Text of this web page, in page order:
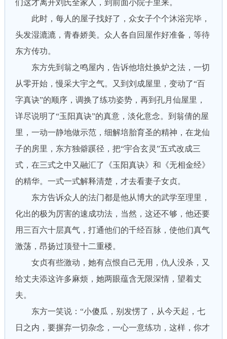
们这才离开刘氏全家人，到前面小院子里来。
此时，每人的屋子找好了，众女子个个沐浴完毕，
头发湿漉漉，青春娇美。众人各自回屋作好准备，等待
东方传功。
东方先到翁之鸣屋内，告诉他培灶换炉之法，一切
从零开始，慢采大宇之气。又到刘成屋里，变动了“百
字真诀”的顺序，调换了练功姿势，再到孔月仙屋里，
详尽说明了“玉阳真诀”的真意，淡化意念。到翁倩的屋
里，一动一静地做示范，细解培胎育圣的精神，在龙仙
子的房里，东方独僻蹊径，把“宇合玄灵”五式改成三
式，在三式之中又融汇了《玉阳真诀》和《无相金经》
的精华。一式一式解释清楚，才去看妻子女贞。
东方告诉众人的法门都是他从博大的武学至理里，
化出的极为厉害的速成功法，当然，这还不够，他还要
用三百六十层真气，打通他们的千经百脉，使他们真气
激荡，昂扬过顶登十二重楼。
女贞有些激动，她有点恨自己无用，仇人没杀，又
给丈夫添这许多麻烦，她两眼蕴含无限深情，望着丈
夫。
东方一笑说：“小傻瓜，别发愣了，从今天起，七
日之内，要摒弃一切杂念，一心一意练功，这样，你才